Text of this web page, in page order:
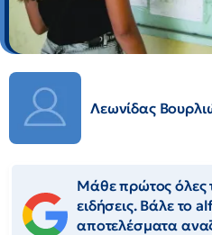
Λεωνίδας
Μάθε πρώτος όλες
ειδήσεις. Βάλε το
αποτελέσματα